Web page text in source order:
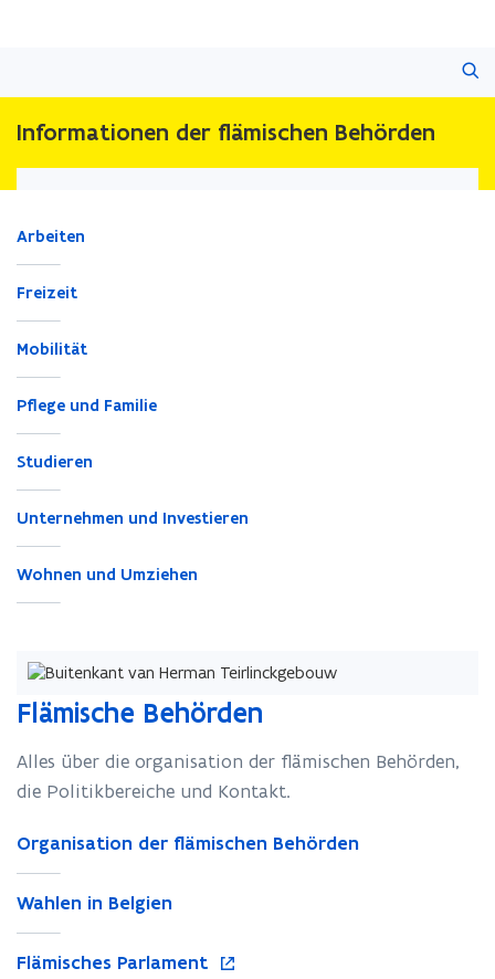
Seiteninhalt
übergehen
Informationen der flämischen Behörden
Arbeiten
Freizeit
Mobilität
Pflege und Familie
Studieren
Unternehmen und Investieren
Wohnen und Umziehen
Flämische Behörden
Alles über die organisation der flämischen Behörden,
die Politikbereiche und Kontakt.
Organisation der flämischen Behörden
Wahlen in Belgien
Flämisches Parlament
ö